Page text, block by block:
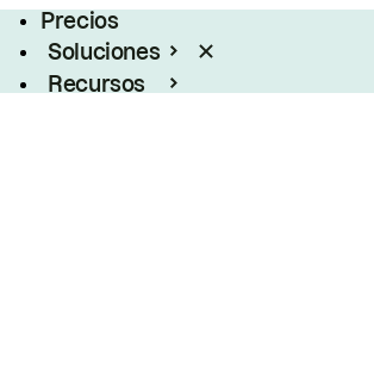
Precios
Soluciones
Recursos